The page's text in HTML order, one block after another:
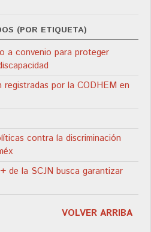
(POR ETIQUETA)
a convenio para proteger
registradas por la CODHEM en
contra la discriminación
de la SCJN busca garantizar
VOLVER ARRIBA